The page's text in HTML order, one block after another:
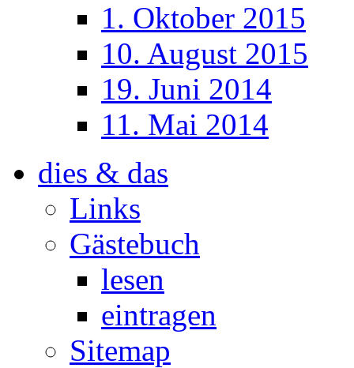
1. Oktober 2015
10. August 2015
19. Juni 2014
11. Mai 2014
dies & das
Links
Gästebuch
lesen
eintragen
Sitemap